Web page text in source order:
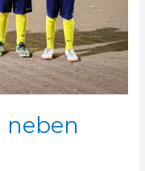
neben